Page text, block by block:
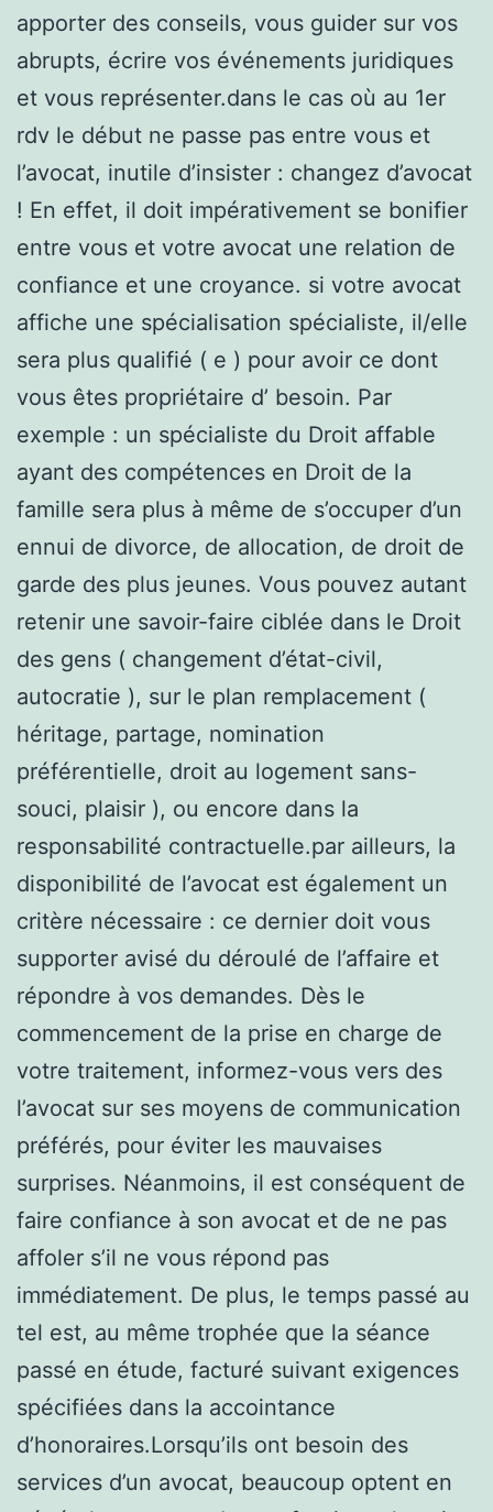
apporter des conseils, vous guider sur vos
abrupts, écrire vos événements juridiques
et vous représenter.dans le cas où au 1er
rdv le début ne passe pas entre vous et
l’avocat, inutile d’insister : changez d’avocat
! En effet, il doit impérativement se bonifier
entre vous et votre avocat une relation de
confiance et une croyance. si votre avocat
affiche une spécialisation spécialiste, il/elle
sera plus qualifié ( e ) pour avoir ce dont
vous êtes propriétaire d’ besoin. Par
exemple : un spécialiste du Droit affable
ayant des compétences en Droit de la
famille sera plus à même de s’occuper d’un
ennui de divorce, de allocation, de droit de
garde des plus jeunes. Vous pouvez autant
retenir une savoir-faire ciblée dans le Droit
des gens ( changement d’état-civil,
autocratie ), sur le plan remplacement (
héritage, partage, nomination
préférentielle, droit au logement sans-
souci, plaisir ), ou encore dans la
responsabilité contractuelle.par ailleurs, la
disponibilité de l’avocat est également un
critère nécessaire : ce dernier doit vous
supporter avisé du déroulé de l’affaire et
répondre à vos demandes. Dès le
commencement de la prise en charge de
votre traitement, informez-vous vers des
l’avocat sur ses moyens de communication
préférés, pour éviter les mauvaises
surprises. Néanmoins, il est conséquent de
faire confiance à son avocat et de ne pas
affoler s’il ne vous répond pas
immédiatement. De plus, le temps passé au
tel est, au même trophée que la séance
passé en étude, facturé suivant exigences
spécifiées dans la accointance
d’honoraires.Lorsqu’ils ont besoin des
services d’un avocat, beaucoup optent en